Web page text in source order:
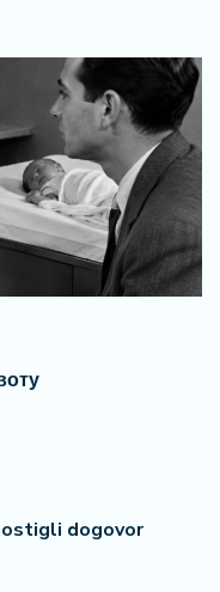
dogovor